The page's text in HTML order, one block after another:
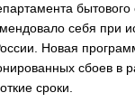
себя при
Новая
сбоев в
сроки.